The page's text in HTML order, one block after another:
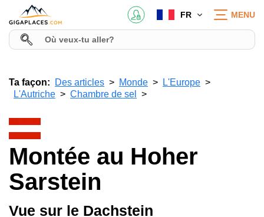
FR MENU
Ta façon: Des articles Monde
L'Europe
L'Autriche
Chambre de sel
Montée au Hoher
Sarstein
Vue sur le Dachstein